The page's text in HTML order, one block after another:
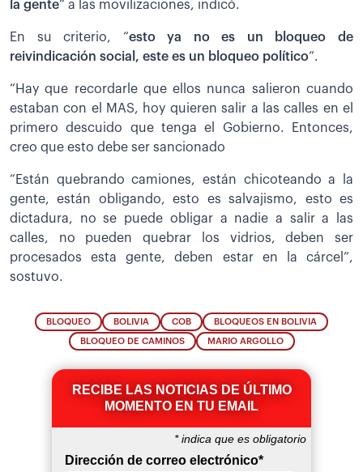
la gente” a las movilizaciones, indicó.
En su criterio, “esto ya no es un bloqueo de
reivindicación social, este es un bloqueo político”.
“Hay que recordarle que ellos nunca salieron cuando
estaban con el MAS, hoy quieren salir a las calles en el
primero descuido que tenga el Gobierno. Entonces,
creo que esto debe ser sancionado
“Están quebrando camiones, están chicoteando a la
gente, están obligando, esto es salvajismo, esto es
dictadura, no se puede obligar a nadie a salir a las
calles, no pueden quebrar los vidrios, deben ser
procesados esta gente, deben estar en la cárcel”,
sostuvo.
BLOQUEO BOLIVIA COB BLOQUEOS EN BOLIVIA
BLOQUEO DE CAMINOS MARIO ARGOLLO
RECIBE LAS NOTICIAS DE ÚLTIMO
MOMENTO EN TU EMAIL
*indica que es obligatorio
Dirección de correo electrónico*